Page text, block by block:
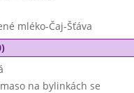
mléko-Čaj-Šťáva
na bylinkách se